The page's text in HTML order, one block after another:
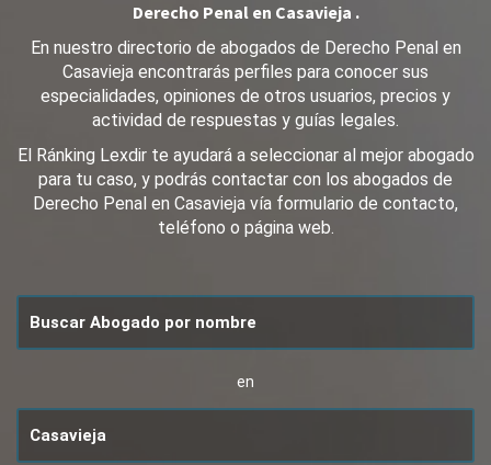
Derecho Penal en Casavieja .
En nuestro directorio de abogados de Derecho Penal en
Casavieja encontrarás perfiles para conocer sus
especialidades, opiniones de otros usuarios, precios y
actividad de respuestas y guías legales.
El Ránking Lexdir te ayudará a seleccionar al mejor abogado
para tu caso, y podrás contactar con los abogados de
Derecho Penal en Casavieja vía formulario de contacto,
teléfono o página web.
en